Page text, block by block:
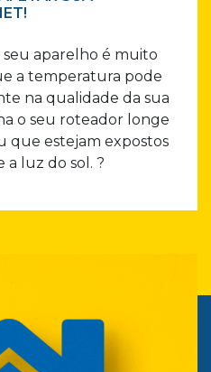
aparelho é muito
a temperatura pode
na qualidade da sua
o seu roteador longe
que estejam expostos
luz do sol. ?